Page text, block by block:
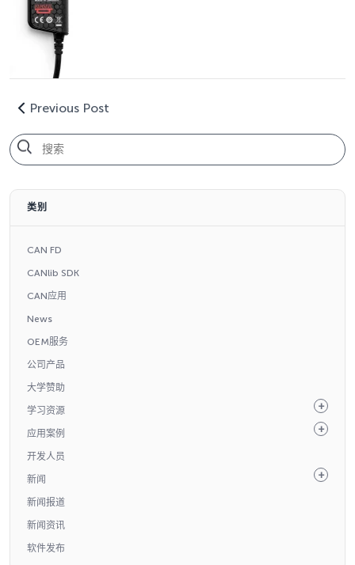
Previous Post
类别
CAN FD
CANlib SDK
CAN应用
News
OEM服务
公司产品
大学赞助
学习资源
应用案例
开发人员
新闻
新闻报道
新闻资讯
软件发布